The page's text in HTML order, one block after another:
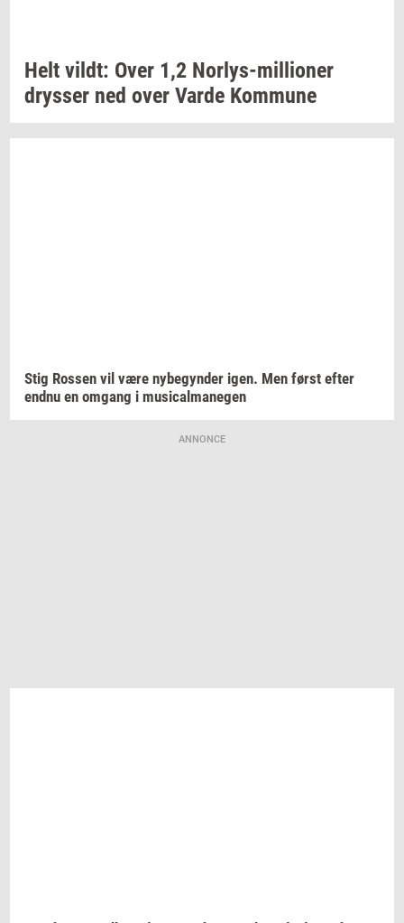
Helt vildt: Over 1,2 Norlys-​millioner
drys­ser ned over Varde Kom­mu­ne
Stig Ros­sen vil være ny­be­gyn­der igen. Men først efter
endnu en om­gang i mu­si­cal­ma­ne­gen
ANNONCE